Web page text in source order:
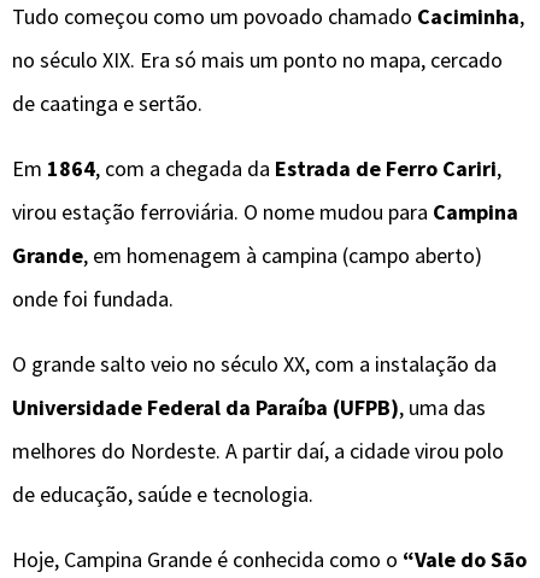
Tudo começou como um povoado chamado Caciminha,
no século XIX. Era só mais um ponto no mapa, cercado
de caatinga e sertão.
Em 1864, com a chegada da Estrada de Ferro Cariri,
virou estação ferroviária. O nome mudou para Campina
Grande, em homenagem à campina (campo aberto)
onde foi fundada.
O grande salto veio no século XX, com a instalação da
Universidade Federal da Paraíba (UFPB), uma das
melhores do Nordeste. A partir daí, a cidade virou polo
de educação, saúde e tecnologia.
Hoje, Campina Grande é conhecida como o “Vale do São